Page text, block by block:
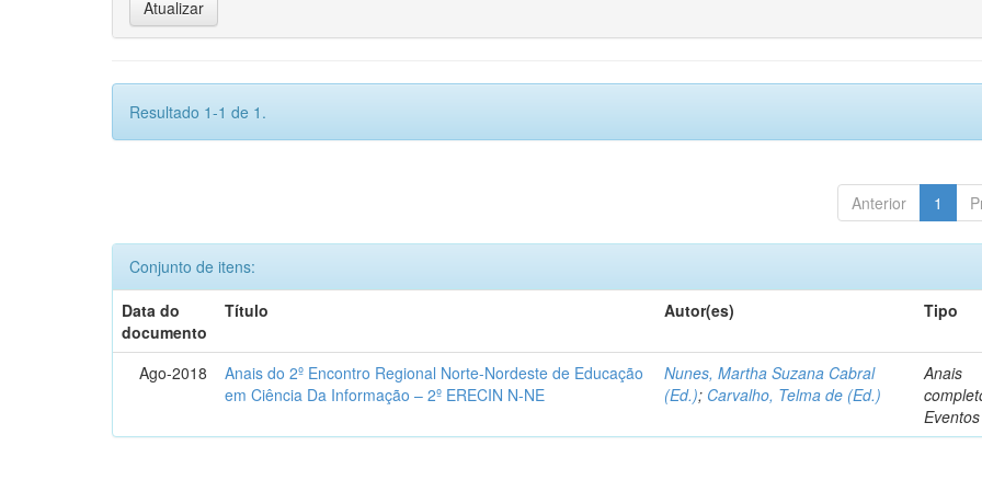
Resultado 1-1 de 1.
Anterior 1
Conjunto de itens:
Data do
documento
Título Autor(es) Tipo
Ago-2018
Anais do 2º Encontro Regional Norte-Nordeste de Educação
em Ciência Da Informação – 2º ERECIN N-NE
Nunes, Martha Suzana Cabral
(Ed.); Carvalho, Telma de (Ed.)
Anais
Eventos